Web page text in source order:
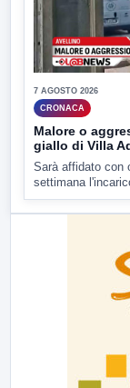
7 AGOSTO 2026
CRONACA
Malore o
giallo di Villa
Sarà affidato con
settimana